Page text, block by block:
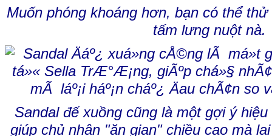
Muốn phóng khoáng hơn, bạn có thể
tấm lưng nuột nà.
Sandal đế xuồng cũng là một gợi ý
giúp chủ nhân "ăn gian" chiều cao mà